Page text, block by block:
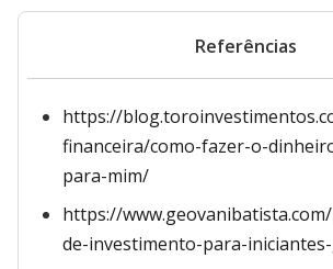
Referências
https://
financeira/como-fazer-o-
para-mim/
https://
de-investimento-para-